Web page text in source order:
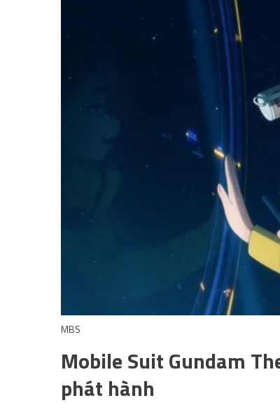
MBS
Mobile Suit Gundam
phát hành